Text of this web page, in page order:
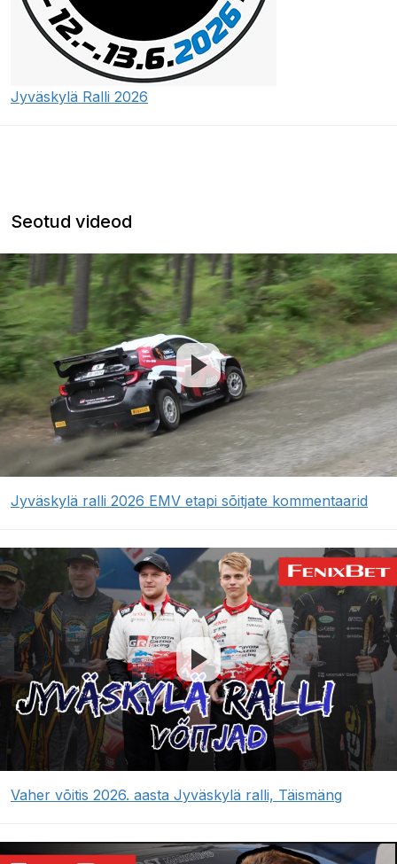
Jyväskylä Ralli 2026
Seotud videod
Jyväskylä ralli 2026 EMV etapi sõitjate kommentaarid
Vaher võitis 2026. aasta Jyväskylä ralli, Täismäng